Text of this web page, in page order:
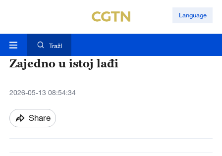
Language
TražI
Zajedno u istoj lađi
2026-05-13 08:54:34
Share